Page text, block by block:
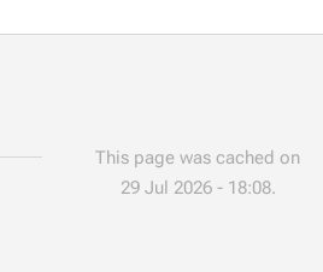
This page was cached on
29 Jul 2026 - 18:08.